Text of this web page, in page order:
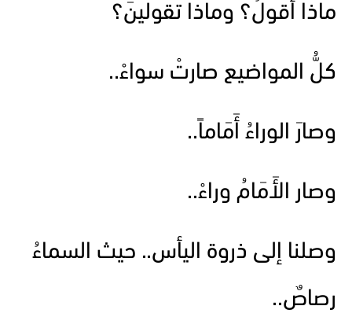
ماذا أقولُ؟ وماذا تقولينَ؟
كلُّ المواضيع صارتْ سواءْ..
وصارَ الوراءُ أَمَاماً..
وصار الأَمَامُ وراءْ..
وصلنا إلى ذروة اليأس.. حيث السماءُ
رصاصٌ..